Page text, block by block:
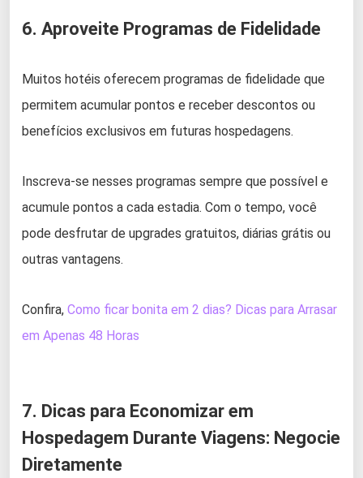
6. Aproveite Programas de Fidelidade
Muitos hotéis oferecem programas de fidelidade que
permitem acumular pontos e receber descontos ou
benefícios exclusivos em futuras hospedagens.
Inscreva-se nesses programas sempre que possível e
acumule pontos a cada estadia. Com o tempo, você
pode desfrutar de upgrades gratuitos, diárias grátis ou
outras vantagens.
Confira, Como ficar bonita em 2 dias? Dicas para Arrasar
em Apenas 48 Horas
7. Dicas para Economizar em
Hospedagem Durante Viagens: Negocie
Diretamente